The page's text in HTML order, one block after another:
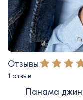
Отзывы
1 отзыв
Панама